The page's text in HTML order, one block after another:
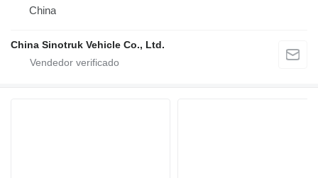
China
China Sinotruk Vehicle Co., Ltd.